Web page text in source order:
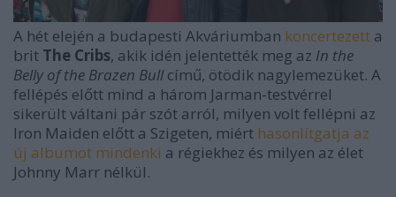
A hét elején a budapesti Akváriumban koncertezett a
brit The Cribs, akik idén jelentették meg az In the
Belly of the Brazen Bullcímű, ötödik nagylemezüket. A
fellépés előtt mind a három Jarman-testvérrel
sikerült váltani pár szót arról, milyen volt fellépni az
Iron Maiden előtt a Szigeten, miért hasonlítgatja az
új albumot mindenki a régiekhez és milyen az élet
Johnny Marr nélkül.